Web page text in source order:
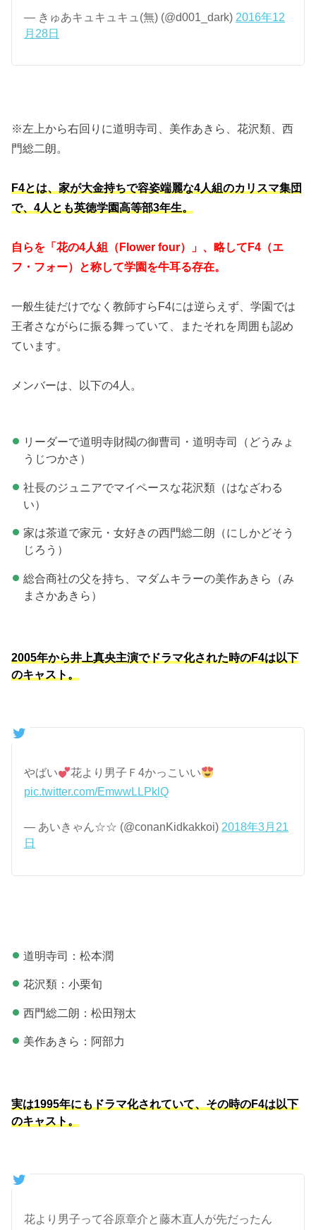
— きゅあキュキュキュ(無) (@d001_dark) 2016年12
月28日
※左上から右回りに道明寺司、美作あきら、花沢類、西
門総二朗。
F4とは、家が大金持ちで容姿端麗な4人組のカリスマ集団
で、4人とも英徳学園高等部3年生。
自らを「花の4人組（Flower four）」、略してF4（エ
フ・フォー）と称して学園を牛耳る存在。
一般生徒だけでなく教師すらF4には逆らえず、学園では
王者さながらに振る舞っていて、またそれを周囲も認め
ています。
メンバーは、以下の4人。
リーダーで道明寺財閥の御曹司・道明寺司（どうみょ
うじつかさ）
社長のジュニアでマイペースな花沢類（はなざわる
い）
家は茶道で家元・女好きの西門総二朗（にしかどそう
じろう）
総合商社の父を持ち、マダムキラーの美作あきら（み
まさかあきら）
2005年から井上真央主演でドラマ化された時のF4は以下
のキャスト。
やばい
花より男子Ｆ4かっこいい
pic.twitter.com/EmwwLLPklQ
— あいきゃん☆☆ (@conanKidkakkoi) 2018年3月21
日
道明寺司：松本潤
花沢類：小栗旬
西門総二朗：松田翔太
美作あきら：阿部力
実は1995年にもドラマ化されていて、その時のF4は以下
のキャスト。
花より男子って谷原章介と藤木直人が先だったん